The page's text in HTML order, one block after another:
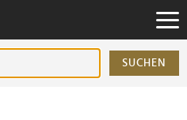
SUCHEN